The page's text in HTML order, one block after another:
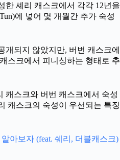
한 셰리 캐스크에서 각각 12년을
에 넣어 몇 개월간 추가 숙성
개되지 않았지만, 버번 캐스크에
스크에서 피니싱하는 형태로 추
캐스크와 버번 캐스크에서 숙성
캐스크의 숙성이 우선되는 특징
아보자 (feat. 쉐리, 더블캐스크)